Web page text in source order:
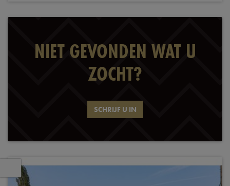
NIET GEVONDEN WAT U
ZOCHT?
SCHRIJF U IN